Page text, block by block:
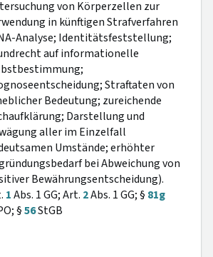
von Körperzellen zur
in künftigen Strafverfahren
Analyse; Identitätsfeststellung;
auf informationelle
Straftaten von
Bedeutung; zureichende
Darstellung und
aller im Einzelfall
Umstände; erhöhter
bei Abweichung von
Bewährungsentscheidung).
1Abs. 1 GG; Art. 2Abs. 1 GG; § 81g
§56StGB